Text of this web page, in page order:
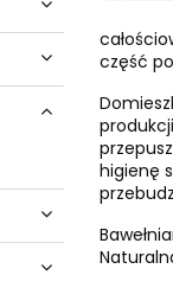
część
higienę